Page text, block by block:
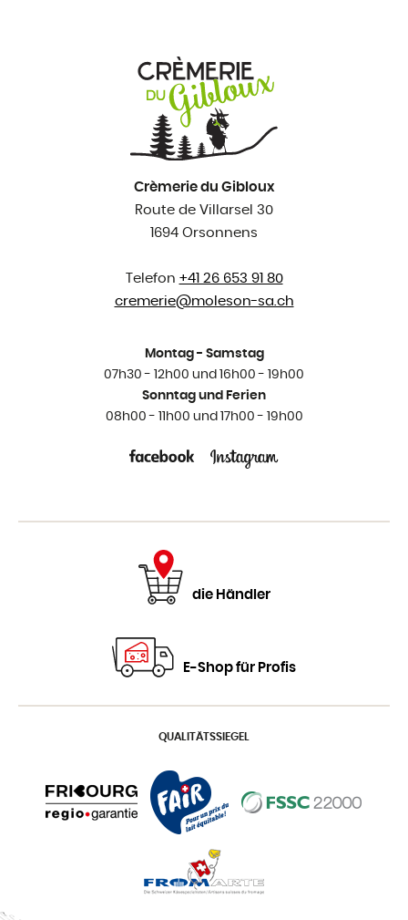
Crèmerie du Gibloux
Route de Villarsel 30
1694 Orsonnens
Telefon +41 26 653 91 80
cremerie@moleson-sa.ch
Montag - Samstag
07h30 - 12h00 und 16h00 - 19h00
Sonntag und Ferien
08h00 - 11h00 und 17h00 - 19h00
die Händler
E-Shop für Profis
QUALITÄTSSIEGEL